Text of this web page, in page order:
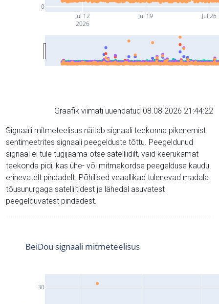
Jul 12
2026
Jul 19 Jul 26
0
Graafik viimati uuendatud 08.08.2026 21:44:22
Signaali mitmeteelisus näitab signaali teekonna pikenemist
sentimeetrites signaali peegelduste tõttu. Peegeldunud
signaal ei tule tugijaama otse satelliidilt, vaid keerukamat
teekonda pidi, kas ühe- või mitmekordse peegelduse kaudu
erinevatelt pindadelt. Põhilised veaallikad tulenevad madala
tõusunurgaga satelliitidest ja lähedal asuvatest
peegelduvatest pindadest.
30
BeiDou signaali mitmeteelisus